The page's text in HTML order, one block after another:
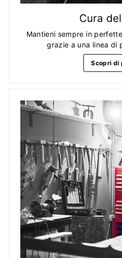
Cura
Mantieni sempre in
grazie a una linea di
Scopri di